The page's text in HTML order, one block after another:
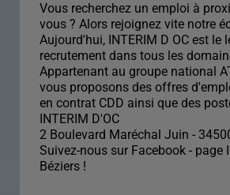
Vous recherchez un emploi à
vous ? Alors rejoignez vite notre
Aujourd'hui, INTERIM D OC est le
recrutement dans tous les
Appartenant au groupe national
vous proposons des offres
en contrat CDD ainsi que des
INTERIM D'OC
2 Boulevard Maréchal Juin -
Suivez-nous sur Facebook - page
Béziers !